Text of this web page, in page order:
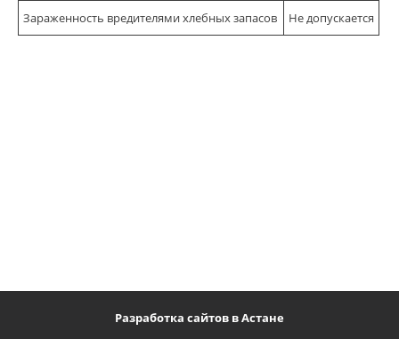
Зараженность вредителями хлебных запасов Не допускается
Разработка сайтов в Астане